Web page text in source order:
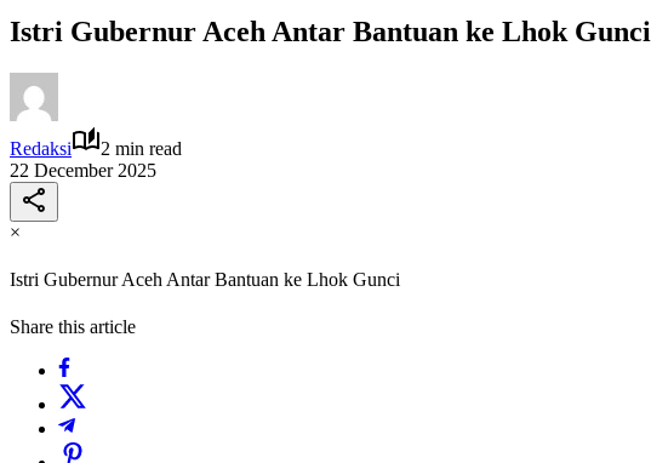
Istri Gubernur Aceh Antar Bantuan ke Lhok Gunci
Redaksi
2 min read
22 December 2025
×
Istri Gubernur Aceh Antar Bantuan ke Lhok Gunci
Share this article